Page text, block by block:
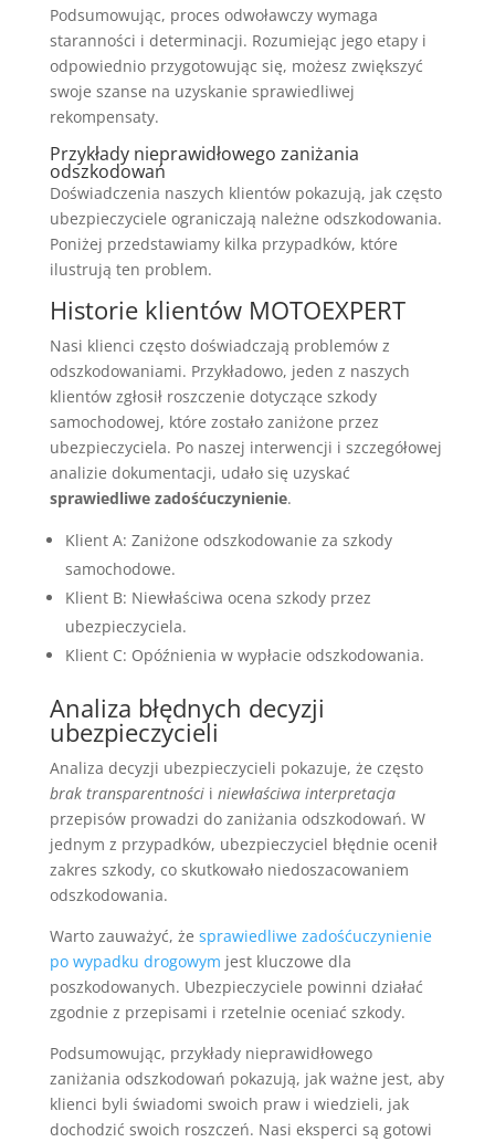
Podsumowując, proces odwoławczy wymaga
staranności i determinacji. Rozumiejąc jego etapy i
odpowiednio przygotowując się, możesz zwiększyć
swoje szanse na uzyskanie sprawiedliwej
rekompensaty.
Przykłady nieprawidłowego zaniżania
odszkodowań
Doświadczenia naszych klientów pokazują, jak często
ubezpieczyciele ograniczają należne odszkodowania.
Poniżej przedstawiamy kilka przypadków, które
ilustrują ten problem.
Historie klientów MOTOEXPERT
Nasi klienci często doświadczają problemów z
odszkodowaniami. Przykładowo, jeden z naszych
klientów zgłosił roszczenie dotyczące szkody
samochodowej, które zostało zaniżone przez
ubezpieczyciela. Po naszej interwencji i szczegółowej
analizie dokumentacji, udało się uzyskać
sprawiedliwe zadośćuczynienie.
Klient A: Zaniżone odszkodowanie za szkody
samochodowe.
Klient B: Niewłaściwa ocena szkody przez
ubezpieczyciela.
Klient C: Opóźnienia w wypłacie odszkodowania.
Analiza błędnych decyzji
ubezpieczycieli
Analiza decyzji ubezpieczycieli pokazuje, że często
brak transparentnościi niewłaściwa interpretacja
przepisów prowadzi do zaniżania odszkodowań. W
jednym z przypadków, ubezpieczyciel błędnie ocenił
zakres szkody, co skutkowało niedoszacowaniem
odszkodowania.
Warto zauważyć, że sprawiedliwe zadośćuczynienie
po wypadku drogowym jest kluczowe dla
poszkodowanych. Ubezpieczyciele powinni działać
zgodnie z przepisami i rzetelnie oceniać szkody.
Podsumowując, przykłady nieprawidłowego
zaniżania odszkodowań pokazują, jak ważne jest, aby
klienci byli świadomi swoich praw i wiedzieli, jak
dochodzić swoich roszczeń. Nasi eksperci są gotowi